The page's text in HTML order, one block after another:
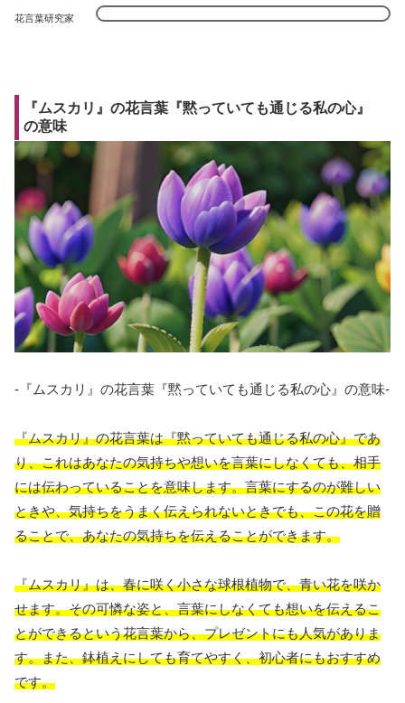
花言葉研究家
『ムスカリ』の花言葉『黙っていても通じる私の心』
の意味
-『ムスカリ』の花言葉『黙っていても通じる私の心』の意味-
『ムスカリ』の花言葉は『黙っていても通じる私の心』であ
り、これはあなたの気持ちや想いを言葉にしなくても、相手
には伝わっていることを意味します。言葉にするのが難しい
ときや、気持ちをうまく伝えられないときでも、この花を贈
ることで、あなたの気持ちを伝えることができます。
『ムスカリ』は、春に咲く小さな球根植物で、青い花を咲か
せます。その可憐な姿と、言葉にしなくても想いを伝えるこ
とができるという花言葉から、プレゼントにも人気がありま
す。また、鉢植えにしても育てやすく、初心者にもおすすめ
です。